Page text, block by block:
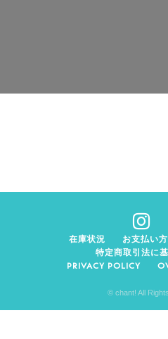
在庫状況
お支払い
特定商取引法に
PRIVACY POLICY
© chant! All